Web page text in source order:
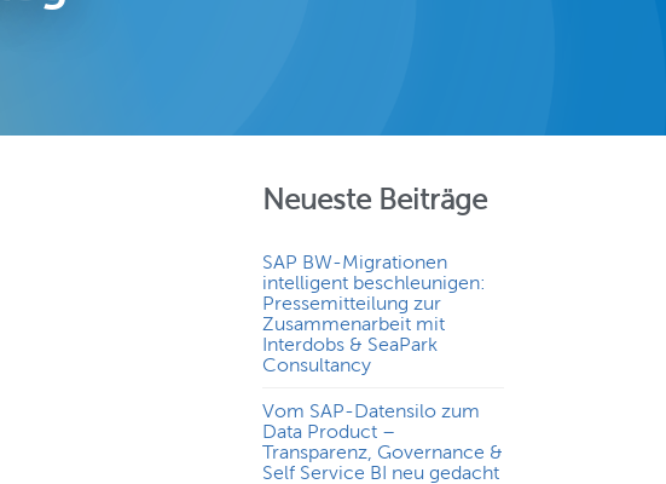
Neueste Beiträge
SAP BW-Migrationen
intelligent beschleunigen:
Pressemitteilung zur
Zusammenarbeit mit
Interdobs & SeaPark
Consultancy
Vom SAP-Datensilo zum
Data Product –
Transparenz, Governance &
Self Service BI neu gedacht